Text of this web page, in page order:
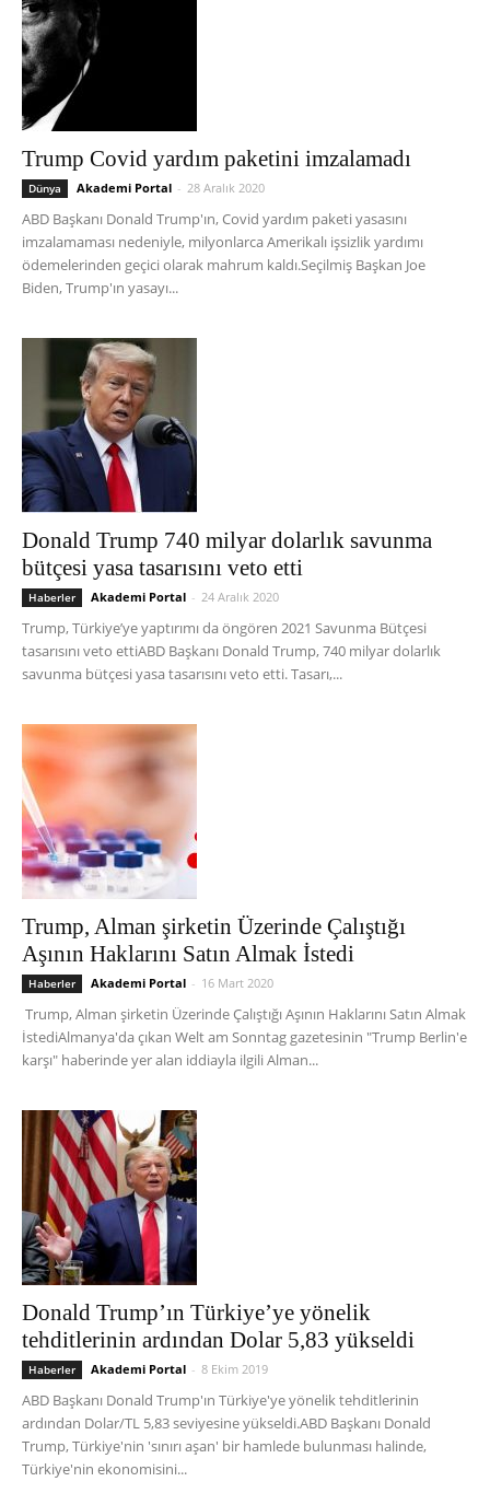
Trump Covid yardım paketini imzalamadı
Dünya Akademi Portal - 28 Aralık 2020
ABD Başkanı Donald Trump'ın, Covid yardım paketi yasasını
imzalamaması nedeniyle, milyonlarca Amerikalı işsizlik yardımı
ödemelerinden geçici olarak mahrum kaldı.Seçilmiş Başkan Joe
Biden, Trump'ın yasayı...
Donald Trump 740 milyar dolarlık savunma
bütçesi yasa tasarısını veto etti
Haberler Akademi Portal - 24 Aralık 2020
Trump, Türkiye’ye yaptırımı da öngören 2021 Savunma Bütçesi
tasarısını veto ettiABD Başkanı Donald Trump, 740 milyar dolarlık
savunma bütçesi yasa tasarısını veto etti. Tasarı,...
Trump, Alman şirketin Üzerinde Çalıştığı
Aşının Haklarını Satın Almak İstedi
Haberler Akademi Portal - 16 Mart 2020
Trump, Alman şirketin Üzerinde Çalıştığı Aşının Haklarını Satın Almak
İstediAlmanya'da çıkan Welt am Sonntag gazetesinin "Trump Berlin'e
karşı" haberinde yer alan iddiayla ilgili Alman...
Donald Trump’ın Türkiye’ye yönelik
tehditlerinin ardından Dolar 5,83 yükseldi
Haberler Akademi Portal - 8 Ekim 2019
ABD Başkanı Donald Trump'ın Türkiye'ye yönelik tehditlerinin
ardından Dolar/TL 5,83 seviyesine yükseldi.ABD Başkanı Donald
Trump, Türkiye'nin 'sınırı aşan' bir hamlede bulunması halinde,
Türkiye'nin ekonomisini...